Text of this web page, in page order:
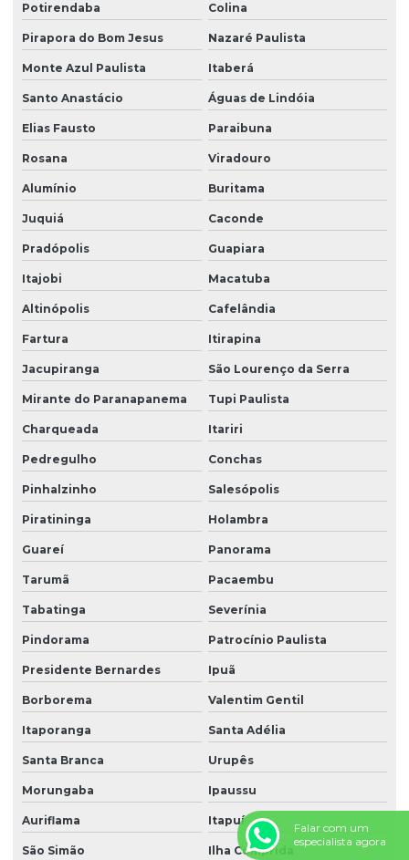
Serviços de zeladoria e segurança em condomínios
Sistema de portaria virtual
Soluções em facilities
Terceirização de limpeza
Terceirização de limpeza empresarial
Terceirização de zeladoria
Terceirizada de limpeza
Torre de monitoramento
Trabalho em altura limpeza de fachada
Trabalho em altura limpeza de vidros
Zelador terceirizado
Zeladoria condominial
Zeladoria de condomínios
Zeladoria e limpeza
Potirendaba Colina
Pirapora do Bom Jesus Nazaré Paulista
Monte Azul Paulista Itaberá
Santo Anastácio Águas de Lindóia
Elias Fausto Paraibuna
Rosana Viradouro
Alumínio Buritama
Juquiá Caconde
Pradópolis Guapiara
Itajobi Macatuba
Altinópolis Cafelândia
Fartura Itirapina
Jacupiranga São Lourenço da Serra
Mirante do Paranapanema Tupi Paulista
Charqueada Itariri
Pedregulho Conchas
Pinhalzinho Salesópolis
Piratininga Holambra
Guareí Panorama
Tarumã Pacaembu
Tabatinga Severínia
Pindorama Patrocínio Paulista
Presidente Bernardes Ipuã
Borborema Valentim Gentil
Itaporanga Santa Adélia
Santa Branca Urupês
Morungaba Ipaussu
Auriflama Itapuí
São Simão Ilha Comprida
Falar com um
especialista agora